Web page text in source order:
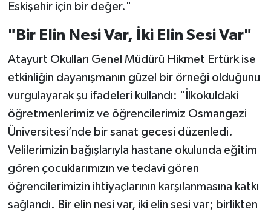
Eskişehir için bir değer."
"Bir Elin Nesi Var, İki Elin Sesi Var"
Atayurt Okulları Genel Müdürü Hikmet Ertürk ise
etkinliğin dayanışmanın güzel bir örneği olduğunu
vurgulayarak şu ifadeleri kullandı: "İlkokuldaki
öğretmenlerimiz ve öğrencilerimiz Osmangazi
Üniversitesi’nde bir sanat gecesi düzenledi.
Velilerimizin bağışlarıyla hastane okulunda eğitim
gören çocuklarımızın ve tedavi gören
öğrencilerimizin ihtiyaçlarının karşılanmasına katkı
sağlandı. Bir elin nesi var, iki elin sesi var; birlikten